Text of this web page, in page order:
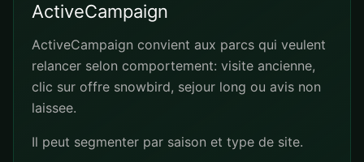
ActiveCampaign
ActiveCampaign convient aux parcs qui veulent
relancer selon comportement: visite ancienne,
clic sur offre snowbird, sejour long ou avis non
laissee.
Il peut segmenter par saison et type de site.